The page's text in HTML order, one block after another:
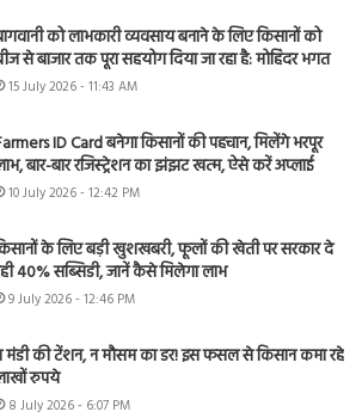
को लाभकारी व्यवसाय बनाने के लिए किसानों को
से बाजार तक पूरा सहयोग दिया जा रहा है: मोहिंदर भगत
15 July 2026 - 11:43 AM
ID Card बनेगा किसानों की पहचान, मिलेंगे भरपूर
बार-बार रजिस्ट्रेशन का झंझट खत्म, ऐसे करें अप्लाई
10 July 2026 - 12:42 PM
के लिए बड़ी खुशखबरी, फूलों की खेती पर सरकार दे
40% सब्सिडी, जानें कैसे मिलेगा लाभ
9 July 2026 - 12:46 PM
मंडी की टेंशन, न मौसम का डर! इस फसल से किसान कमा रहे
रुपये
8 July 2026 - 6:07 PM